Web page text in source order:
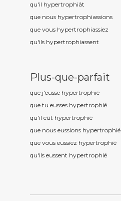
qu'il hypertrophiât
que nous hypertrophiassions
que vous hypertrophiassiez
qu'ils hypertrophiassent
Plus-que-parfait
que j'eusse hypertrophié
que tu eusses hypertrophié
qu'il eût hypertrophié
que nous eussions hypertrophié
que vous eussiez hypertrophié
qu'ils eussent hypertrophié